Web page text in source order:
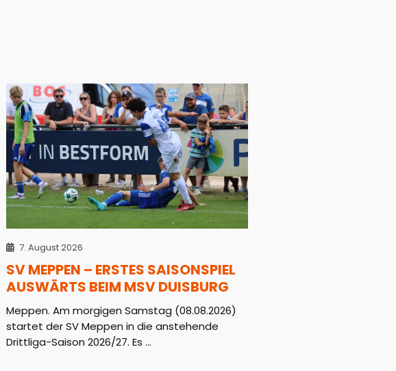
7. August 2026
SV MEPPEN – ERSTES SAISONSPIEL
AUSWÄRTS BEIM MSV DUISBURG
Meppen. Am morgigen Samstag (08.08.2026)
startet der SV Meppen in die anstehende
Drittliga-Saison 2026/27. Es ...